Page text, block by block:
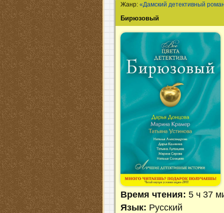
Жанр:«Дамский детективный
Бирюзовый
Время чтения:5 ч 37
Язык: Русский